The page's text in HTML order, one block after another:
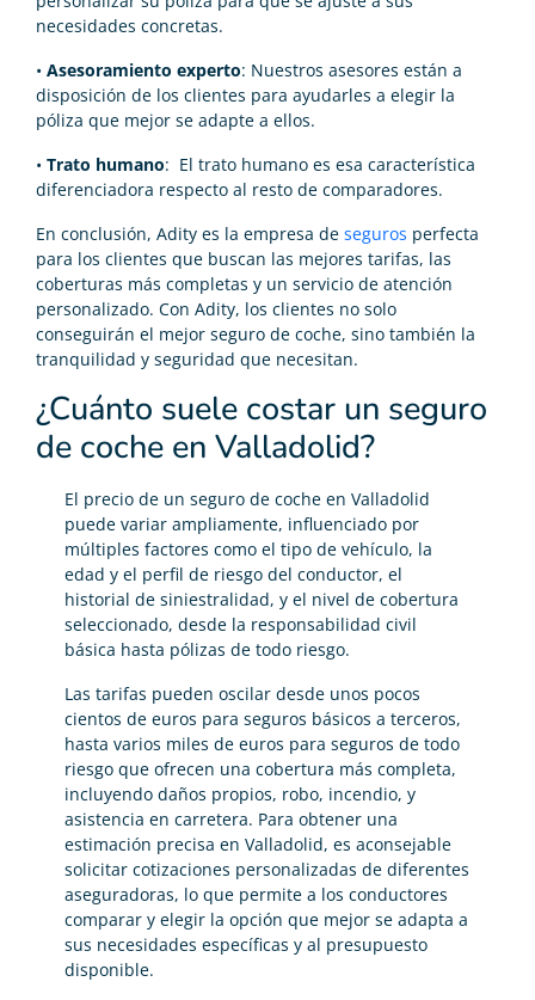
necesidades concretas.
• Asesoramiento experto: Nuestros asesores están a
disposición de los clientes para ayudarles a elegir la
póliza que mejor se adapte a ellos.
• Trato humano: El trato humano es esa característica
diferenciadora respecto al resto de comparadores.
En conclusión, Adity es la empresa de seguros perfecta
para los clientes que buscan las mejores tarifas, las
coberturas más completas y un servicio de atención
personalizado. Con Adity, los clientes no solo
conseguirán el mejor seguro de coche, sino también la
tranquilidad y seguridad que necesitan.
¿Cuánto suele costar un seguro
de coche en Valladolid?
El precio de un seguro de coche en Valladolid
puede variar ampliamente, influenciado por
múltiples factores como el tipo de vehículo, la
edad y el perfil de riesgo del conductor, el
historial de siniestralidad, y el nivel de cobertura
seleccionado, desde la responsabilidad civil
básica hasta pólizas de todo riesgo.
Las tarifas pueden oscilar desde unos pocos
cientos de euros para seguros básicos a terceros,
hasta varios miles de euros para seguros de todo
riesgo que ofrecen una cobertura más completa,
incluyendo daños propios, robo, incendio, y
asistencia en carretera. Para obtener una
estimación precisa en Valladolid, es aconsejable
solicitar cotizaciones personalizadas de diferentes
aseguradoras, lo que permite a los conductores
comparar y elegir la opción que mejor se adapta a
sus necesidades específicas y al presupuesto
disponible.